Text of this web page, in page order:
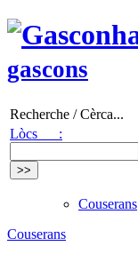
gascons
Recherche / Cèrca...
Lòcs :
Couserans
Couserans